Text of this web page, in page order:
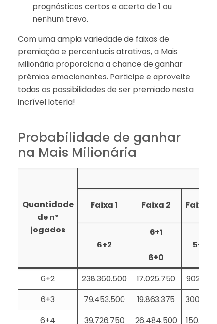
prognósticos certos e acerto de 1 ou
nenhum trevo.
Com uma ampla variedade de faixas de
premiação e percentuais atrativos, a Mais
Milionária proporciona a chance de ganhar
prêmios emocionantes. Participe e aproveite
todas as possibilidades de ser premiado nesta
incrível loteria!
Probabilidade de ganhar
na Mais Milionária
Quantidade
de nº
jogados
Faixa 1 Faixa 2 Faixa 3
6+2
6+1
6+0
5+2
6+2 238.360.500 17.025.750
902.881
6+3
79.453.500 19.863.375
300.960
6+4
39.726.750 26.484.500 150.480